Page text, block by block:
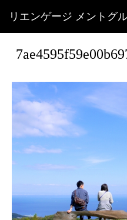
リエンゲージ メントグ